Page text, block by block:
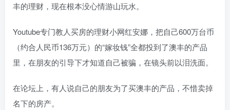
丰的理财，现在根本没心情游山玩水。
Youtube专门教人买房的理财小网红安娜，把自己600万台币
（约合人民币136万元） 的“嫁妆钱”全都投到了澳丰的产品
里，在朋友的引导下才知道自己被骗，在镜头前以泪洗面。
在论坛上，有人说自己的朋友为了买澳丰的产品，不惜卖掉
名下的房产。